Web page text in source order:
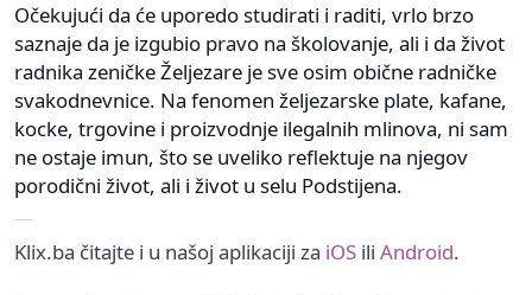
Očekujući da će uporedo studirati i raditi, vrlo brzo
saznaje da je izgubio pravo na školovanje, ali i da život
radnika zeničke Željezare je sve osim obične radničke
svakodnevnice. Na fenomen željezarske plate, kafane,
kocke, trgovine i proizvodnje ilegalnih mlinova, ni sam
ne ostaje imun, što se uveliko reflektuje na njegov
porodični život, ali i život u selu Podstijena.
Klix.ba čitajte i u našoj aplikaciji za iOS ili Android.